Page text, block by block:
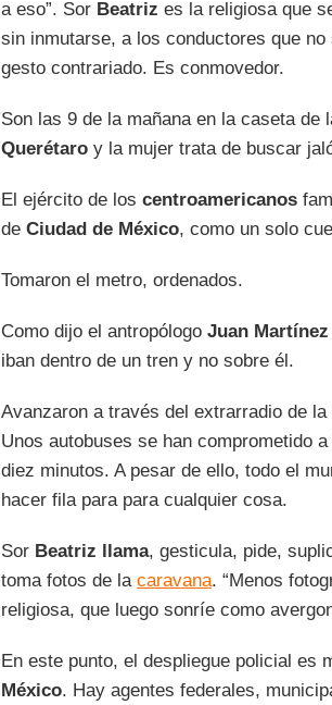
a eso”. Sor Beatriz es la religiosa que
sin inmutarse, a los conductores que
gesto contrariado. Es conmovedor.
Son las 9 de la mañana en la caseta de
Querétaroy la mujer trata de buscar
El ejército de los centroamericanos
de Ciudad de México, como un solo
Tomaron el metro, ordenados.
Como dijo el antropólogo Juan Martínez
iban dentro de un tren y no sobre él.
Avanzaron a través del extrarradio de la
Unos autobuses se han comprometido
diez minutos. A pesar de ello, todo el
hacer fila para para cualquier cosa.
Sor Beatriz llama, gesticula, pide,
toma fotos de la caravana. “Menos
religiosa, que luego sonríe como
En este punto, el despliegue policial es
México. Hay agentes federales,